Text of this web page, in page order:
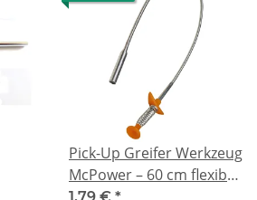
Pick-Up Greifer Werkzeug
McPower – 60 cm flexibel